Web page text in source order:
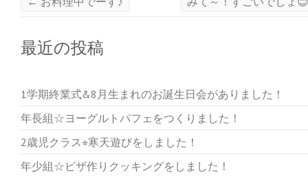
最近の投稿
1学期終業式&8月生まれのお誕生日会がありました！
年長組☆ヨーグルトパフェをつくりました！
2歳児クラス⭐︎寒天遊びをしました！
年少組☆ピザ作りクッキングをしました！